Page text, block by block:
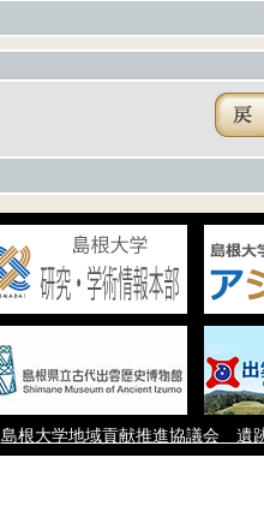
島根大学地域貢献推進協議会 遺